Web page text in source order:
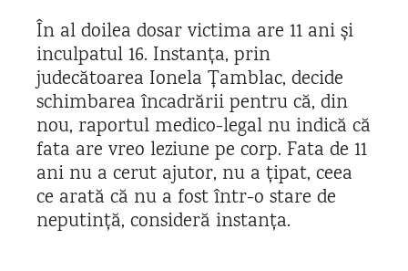
În al doilea dosar victima are 11 ani și
inculpatul 16. Instanța, prin
judecătoarea Ionela Țamblac, decide
schimbarea încadrării pentru că, din
nou, raportul medico-legal nu indică că
fata are vreo leziune pe corp. Fata de 11
ani nu a cerut ajutor, nu a țipat, ceea
ce arată că nu a fost într-o stare de
neputință, consideră instanța.